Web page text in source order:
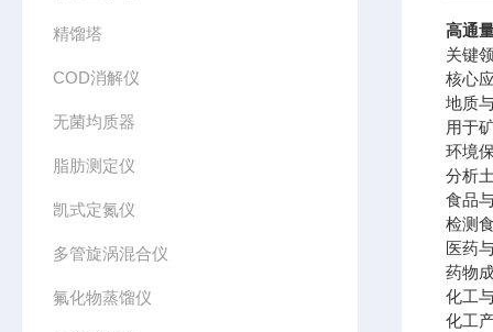
精馏塔
COD消解仪
无菌均质器
脂肪测定仪
凯式定氮仪
多管旋涡混合仪
氟化物蒸馏仪
高通
关键
核心
地质
用于
环境
分析
食品
检测
医药
药物
化工
化工